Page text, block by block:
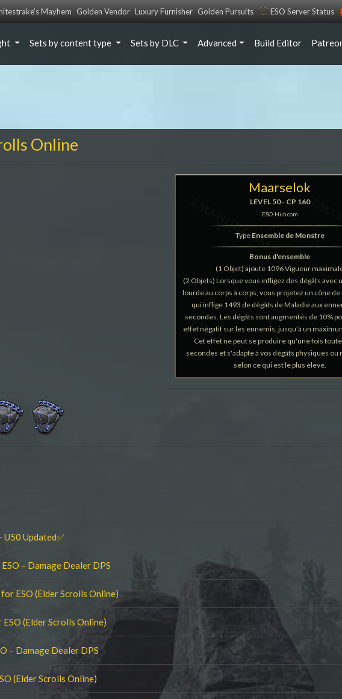
Mayhem Golden Vendor Luxury Furnisher Golden Pursuits ESO Server Status
Sets by content type Sets by DLC Advanced Build Editor
Online
Maarselok
LEVEL 50 - CP 160
ESO-Hub.com
Type Ensemble de Monstre
Bonus d'ensemble
(1 Objet) ajoute 1096 Vigueur
(2 Objets) Lorsque vous infligez des dégâts avec
lourde au corps à corps, vous projetez un cône
qui inflige 1493 de dégâts de Maladie aux
secondes. Les dégâts sont augmentés de 10%
effet négatif sur les ennemis, jusqu'à un
Cet effet ne peut se produire qu'une fois
secondes et s'adapte à vos dégâts physiques ou
selon ce qui est le plus élevé.
U50 Updated✅
– Damage Dealer DPS
ESO (Elder Scrolls Online)
(Elder Scrolls Online)
– Damage Dealer DPS
(Elder Scrolls Online)